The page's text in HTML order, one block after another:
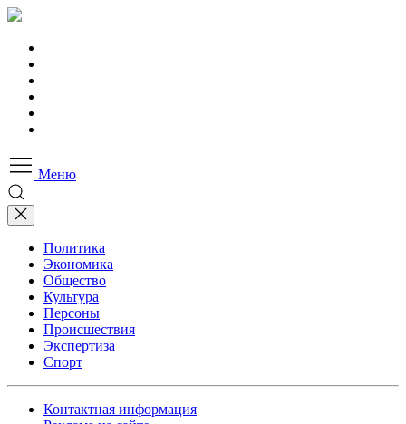
Меню
Политика
Экономика
Общество
Культура
Персоны
Происшествия
Экспертиза
Спорт
Контактная информация